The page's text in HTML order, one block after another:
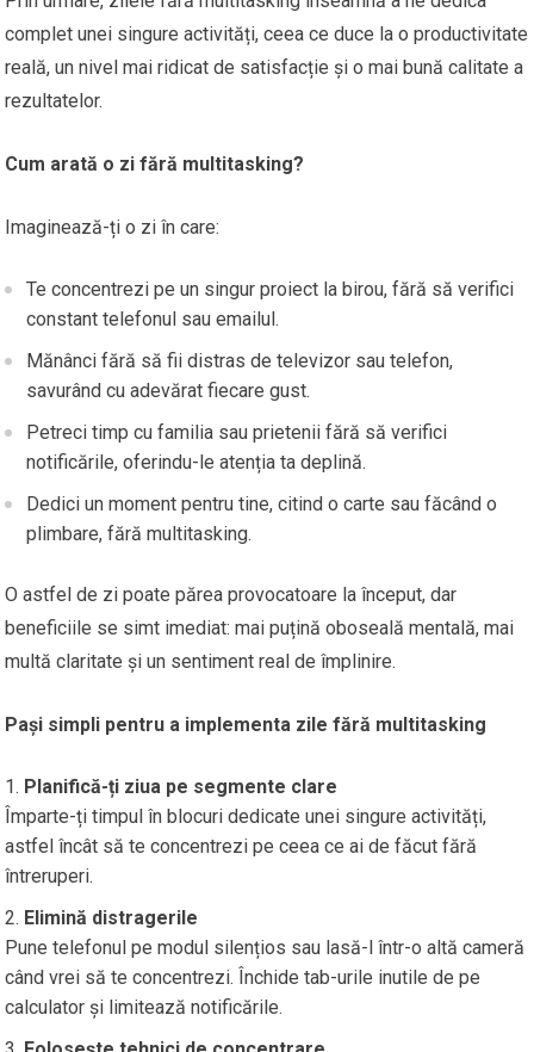
complet unei singure activități, ceea ce duce la o productivitate
reală, un nivel mai ridicat de satisfacție și o mai bună calitate a
rezultatelor.
Cum arată o zi fără multitasking?
Imaginează-ți o zi în care:
Te concentrezi pe un singur proiect la birou, fără să verifici
constant telefonul sau emailul.
Mănânci fără să fii distras de televizor sau telefon,
savurând cu adevărat fiecare gust.
Petreci timp cu familia sau prietenii fără să verifici
notificările, oferindu-le atenția ta deplină.
Dedici un moment pentru tine, citind o carte sau făcând o
plimbare, fără multitasking.
O astfel de zi poate părea provocatoare la început, dar
beneficiile se simt imediat: mai puțină oboseală mentală, mai
multă claritate și un sentiment real de împlinire.
Pași simpli pentru a implementa zile fără multitasking
Planifică-ți ziua pe segmente clare
Împarte-ți timpul în blocuri dedicate unei singure activități,
astfel încât să te concentrezi pe ceea ce ai de făcut fără
întreruperi.
Elimină distragerile
Pune telefonul pe modul silențios sau lasă-l într-o altă cameră
când vrei să te concentrezi. Închide tab-urile inutile de pe
calculator și limitează notificările.